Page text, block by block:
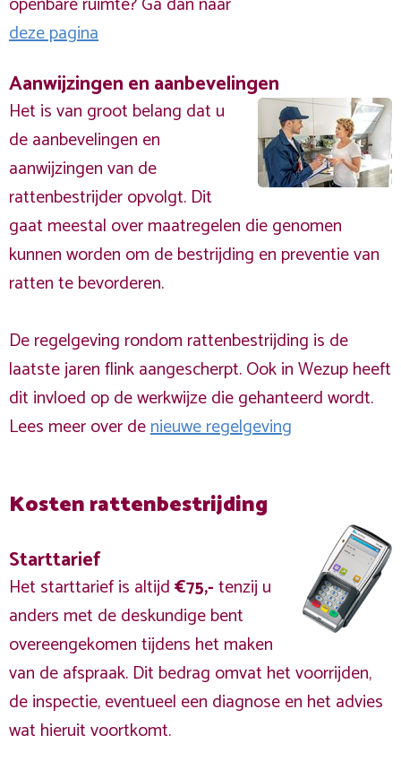
deze pagina
Aanwijzingen en aanbevelingen
Het is van groot belang dat u
de aanbevelingen en
aanwijzingen van de
rattenbestrijder opvolgt. Dit
gaat meestal over maatregelen die genomen
kunnen worden om de bestrijding en preventie van
ratten te bevorderen.
De regelgeving rondom rattenbestrijding is de
laatste jaren flink aangescherpt. Ook in Wezup heeft
dit invloed op de werkwijze die gehanteerd wordt.
Lees meer over denieuwe regelgeving
Kosten rattenbestrijding
Starttarief
Het starttarief is altijd€75,-tenzij u
anders met de deskundige bent
overeengekomen tijdens het maken
van de afspraak. Dit bedrag omvat het voorrijden,
de inspectie, eventueel een diagnose en het advies
wat hieruit voortkomt.